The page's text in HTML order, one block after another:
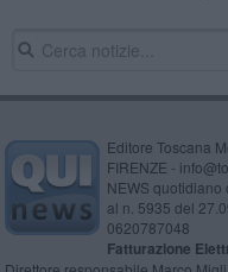
Editore Toscana
FIRENZE -
NEWS quotidiano
al n. 5935 del
0620787048
Fatturazione